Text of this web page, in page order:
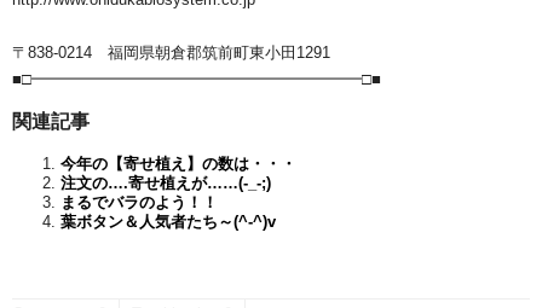
〒838-0214 福岡県朝倉郡筑前町東小田1291
■□━━━━━━━━━━━━━━━━━━━━━□■
関連記事
今年の【寄せ植え】の数は・・・
注文の….寄せ植えが……(-_-;)
まるでバラのよう！！
葉ボタン＆人気者たち～(^-^)v